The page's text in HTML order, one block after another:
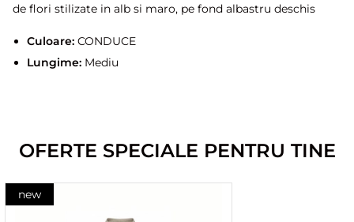
de flori stilizate in alb si maro, pe fond albastru deschis
Culoare:CONDUCE
Lungime:Mediu
OFERTE SPECIALE PENTRU TINE
new